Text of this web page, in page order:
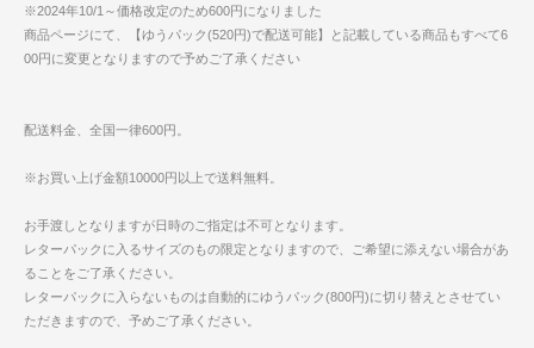
※2024年10/1～価格改定のため600円になりました
商品ページにて、【ゆうパック(520円)で配送可能】と記載している商品もすべて6
00円に変更となりますので予めご了承ください
配送料金、全国一律600円。
※お買い上げ金額10000円以上で送料無料。
お手渡しとなりますが日時のご指定は不可となります。
レターパックに入るサイズのもの限定となりますので、ご希望に添えない場合があ
ることをご了承ください。
レターパックに入らないものは自動的にゆうパック(800円)に切り替えとさせてい
ただきますので、予めご了承ください。